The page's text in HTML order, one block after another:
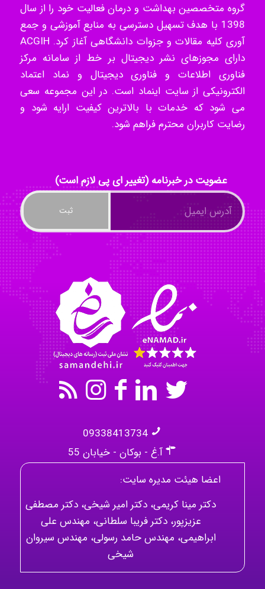
Tavan
akhtar shahsavandi
ayda habibnejad
Nazaninkarkon
Omid
Mehrab
گروه متخصصین بهداشت و درمان فعالیت خود را از سال
1398 با هدف تسهیل دسترسی به منابع آموزشی و جمع
آوری کلیه مقالات و جزوات دانشگاهی آغاز کرد. ACGIH
دارای مجوزهای نشر دیجیتال بر خط از سامانه مرکز
فناوری اطلاعات و فناوری دیجیتال و نماد اعتماد
الکترونیکی از سایت اینماد است. در این مجموعه سعی
می شود که خدمات با بالاترین کیفیت ارایه شود و
رضایت کاربران محترم فراهم شود.
عضویت در خبرنامه (تغییر ای پی لازم است)
09338413734
آ.غ - بوکان - خیابان 55
اعضا هیئت مدیره سایت:
دکتر مینا کریمی، دکتر امیر شیخی، دکتر مصطفی
عزیزپور، دکتر فریبا سلطانی، مهندس علی
ابراهیمی، مهندس حامد رسولی، مهندس سیروان
شیخی